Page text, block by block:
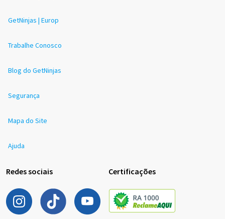
GetNinjas | Europ
Trabalhe Conosco
Blog do GetNinjas
Segurança
Mapa do Site
Ajuda
Redes sociais Certificações